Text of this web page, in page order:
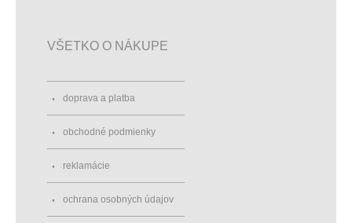
VŠETKO O NÁKUPE
doprava a platba
obchodné podmienky
reklamácie
ochrana osobných údajov